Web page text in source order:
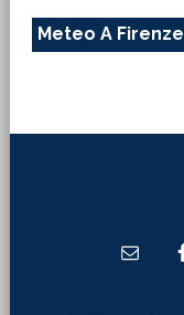
Meteo A Firenze